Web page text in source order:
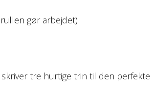
gør arbejdet)
tre hurtige trin til den perfekte